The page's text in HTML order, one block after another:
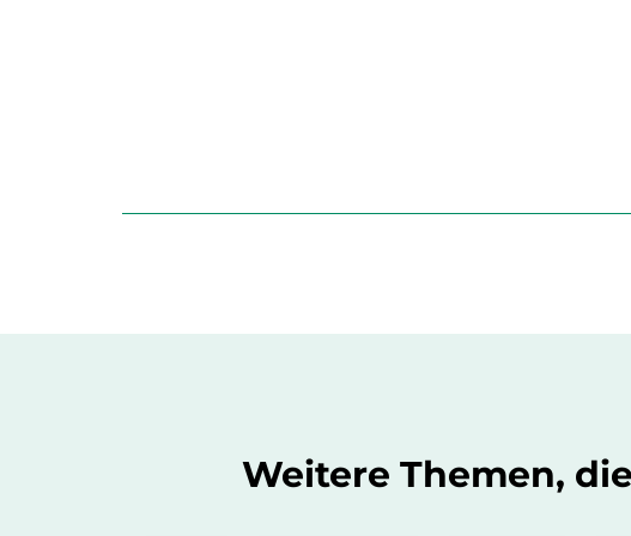
Weitere Themen,